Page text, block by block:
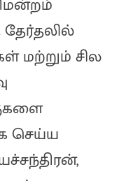
தேர்தலில்
மற்றும் சில
செய்ய